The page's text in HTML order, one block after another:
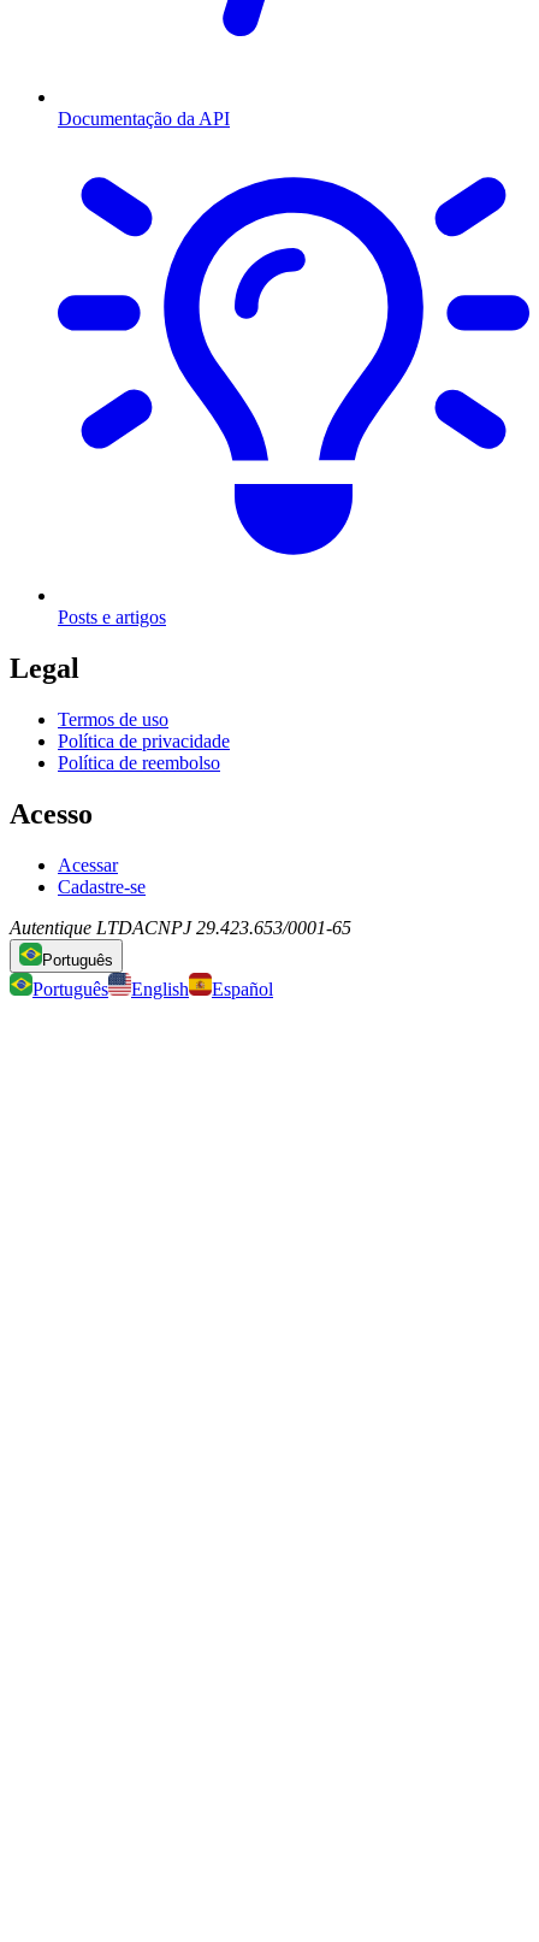
Documentação da API
Posts e artigos
Legal
Termos de uso
Política de privacidade
Política de reembolso
Acesso
Acessar
Cadastre-se
Autentique LTDACNPJ 29.423.653/0001-65
Português
Português English Español